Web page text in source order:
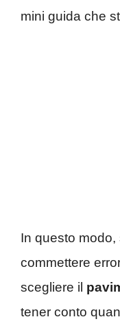
mini guida che
In questo
commettere
scegliere il
tener conto